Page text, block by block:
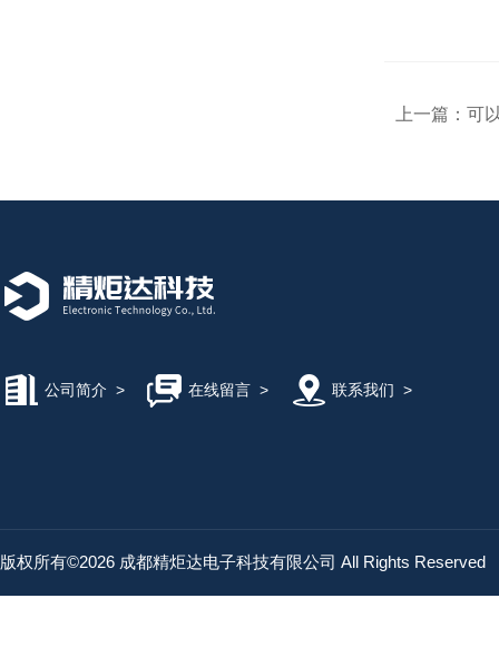
上一篇： 可
公司简介 > 在线留言> 联系我们 >
版权所有©2026 成都精炬达电子科技有限公司 All Rights Reserved